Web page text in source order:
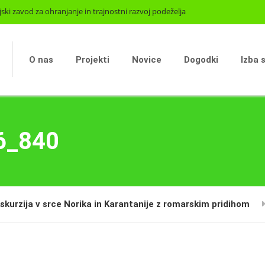
zavod za ohranjanje in trajnostni razvoj podeželja
O nas Projekti Novice Dogodki Izba
v srce Norika in Karantanije z romarskim pridihom